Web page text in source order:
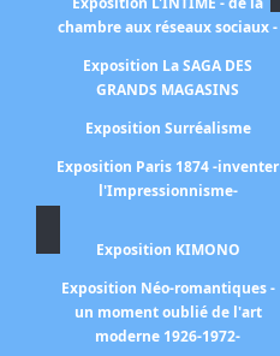
chambre aux réseaux sociaux -
Exposition La SAGA DES
GRANDS MAGASINS
Exposition Surréalisme
Exposition Paris 1874 -inventer
l'Impressionnisme-
Exposition KIMONO
Exposition Néo-romantiques -
un moment oublié de l'art
moderne 1926-1972-